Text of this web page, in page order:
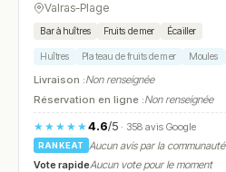
Valras-Plage
Bar à huîtres Fruits de mer Écailler
Huîtres Plateau de fruits de mer Moules
Livraison :Non renseignée
Réservation en ligne :Non renseignée
★★★★★4.6/5· 358 avis Google
RANKEAT
Aucun avis par la communauté
Vote rapideAucun vote pour le moment